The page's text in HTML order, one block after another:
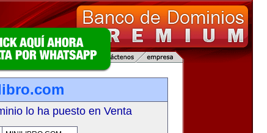
lo ha puesto en Venta